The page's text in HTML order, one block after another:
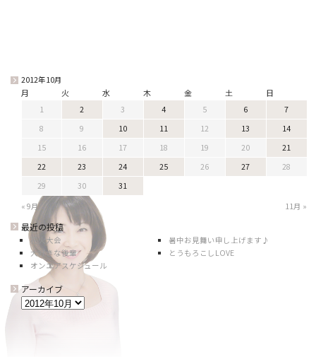
2012年10月
月 火 水 木 金 土 日
1 2 3 4 5 6
7
8
9 10 11 12 13
14
15
16 17 18 19 20
21
22
23 24 25 26 27
28
29
30
31
« 9月
11月 »
最近の投稿
花火大会
暑中お見舞い申し上げます♪
大好きな後輩
とうもろこしLOVE
オンエアスケジュール
アーカイブ
ア